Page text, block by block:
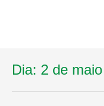
Dia: 2 de